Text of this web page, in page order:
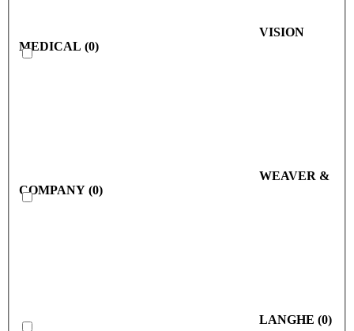
VISION
MEDICAL (0)
WEAVER &
COMPANY (0)
LANGHE (0)